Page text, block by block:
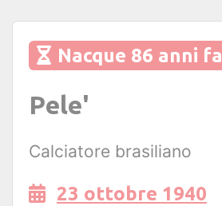
Nacque 86 anni fa
Pele'
Calciatore brasiliano
23 ottobre 1940